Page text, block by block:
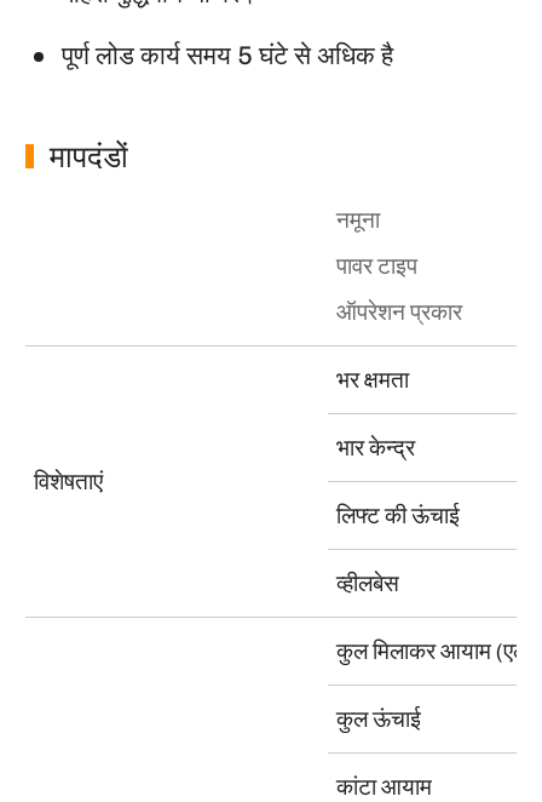
पूर्ण लोड कार्य समय 5 घंटे से अधिक है
मापदंडों
नमूना
पावर टाइप
ऑपरेशन प्रकार
विशेषताएं
भर क्षमता
भार केन्द्र
लिफ्ट की ऊंचाई
व्हीलबेस
कुल मिलाकर आयाम (एल
कुल ऊंचाई
कांटा आयाम